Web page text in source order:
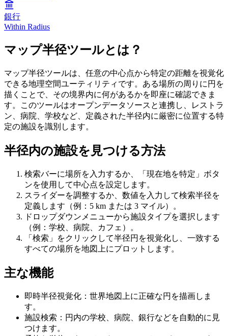
銀行
Within Radius
マップ半径ツールとは？
マップ半径ツールは、任意の中心点から特定の距離を視覚化
できる地理空間ユーティリティです。ある場所の周りに円を
描くことで、その境界内に何があるかを即座に確認できま
す。このツールはオープンデータソースと連携し、レストラ
ン、病院、学校など、定義された半径内に厳密に位置する特
定の施設を識別します。
半径内の施設を見つける方法
検索バーに場所を入力するか、「現在地を特定」ボタ
ンを使用して中心点を設定します。
スライダーを調整するか、数値を入力して検索半径を
定義します（例：5 km または 3 マイル）。
ドロップダウンメニューから施設タイプを選択します
（例：学校、病院、カフェ）。
「検索」をクリックして半径円を視覚化し、一致する
すべての場所を地図上にプロットします。
主な機能
即時半径視覚化：世界地図上に正確な円を描画しま
す。
施設検索：円内の学校、病院、銀行などを自動的に見
つけます。